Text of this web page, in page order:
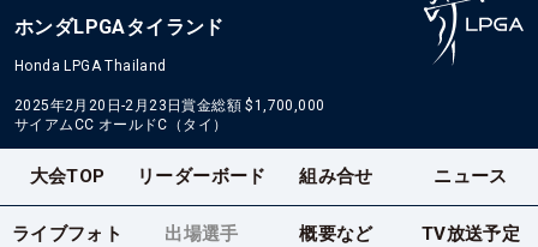
ホンダLPGAタイランド
Honda LPGA Thailand
2025年2月20日-2月23日賞金総額 $1,700,000
サイアムCC オールドC（タイ）
大会TOP リーダーボード 組み合せ ニュース
ライブフォト 出場選手 概要など TV放送予定